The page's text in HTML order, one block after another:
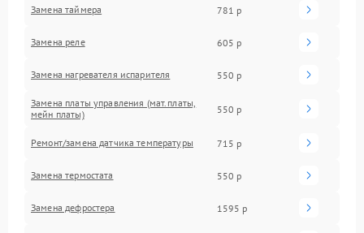
Замена таймера 781 р
Замена реле 605 р
Замена нагревателя испарителя 550 р
Замена платы управления (мат.платы,
мейн платы)
550 р
Ремонт/замена датчика температуры 715 р
Замена термостата 550 р
Замена дефростера 1595 р